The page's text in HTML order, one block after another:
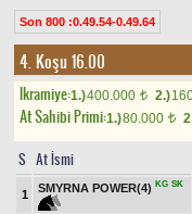
Son 800 :0.49.54-0.49.64
4. Koşu 16.00
Ikramiye:1.)400.000 t 2.)
At Sahibi Primi:1.)80.000 t
S At İsmi
1
SMYRNA POWER(4) KG SK